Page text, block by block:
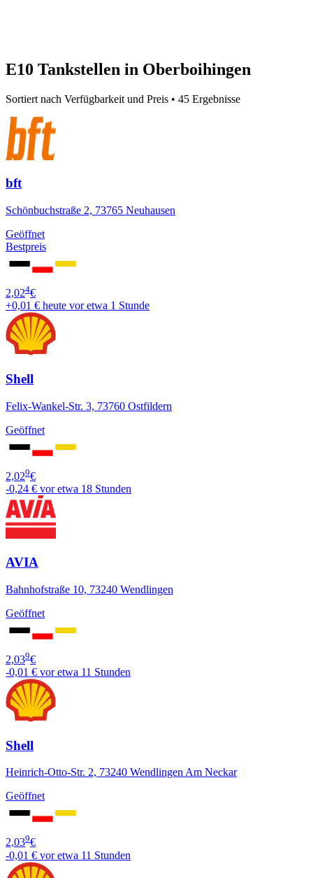
E10 Tankstellen in Oberboihingen
Sortiert nach Verfügbarkeit und Preis • 45 Ergebnisse
bft
Schönbuchstraße 2, 73765 Neuhausen
Geöffnet
Bestpreis
2,024€
+0,01 € heute vor etwa 1 Stunde
Shell
Felix-Wankel-Str. 3, 73760 Ostfildern
Geöffnet
2,029€
-0,24 € vor etwa 18 Stunden
AVIA
Bahnhofstraße 10, 73240 Wendlingen
Geöffnet
2,039€
-0,01 € vor etwa 11 Stunden
Shell
Heinrich-Otto-Str. 2, 73240 Wendlingen Am Neckar
Geöffnet
2,039€
-0,01 € vor etwa 11 Stunden